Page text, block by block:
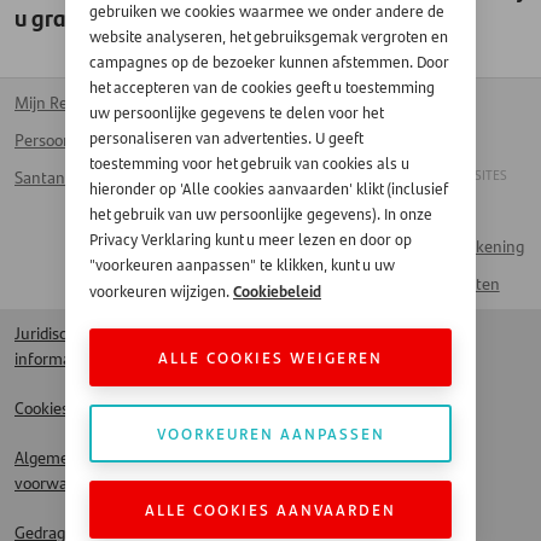
u graag uit omhierte kijken.
Mijn Rekening
Persoonlijke lening
Santander Card
Voor bedrijven
Werken bij Santander
Veelgestelde vragen
Contact
Homepage
Français
ANDERE SANTANDER SITES
Handelaar
Naar Mijn Rekening
Spaarproducten
Juridische
informatie
Cookies
Algemene
voorwaarden
Gedragscode
gebruiken we cookies waarmee we onder andere de
website analyseren, het gebruiksgemak vergroten en
campagnes op de bezoeker kunnen afstemmen. Door
het accepteren van de cookies geeft u toestemming
uw persoonlijke gegevens te delen voor het
personaliseren van advertenties. U geeft
toestemming voor het gebruik van cookies als u
hieronder op 'Alle cookies aanvaarden' klikt (inclusief
het gebruik van uw persoonlijke gegevens). In onze
Privacy Verklaring kunt u meer lezen en door op
"voorkeuren aanpassen" te klikken, kunt u uw
voorkeuren wijzigen.Cookiebeleid
ALLE COOKIES WEIGEREN
VOORKEUREN AANPASSEN
ALLE COOKIES AANVAARDEN